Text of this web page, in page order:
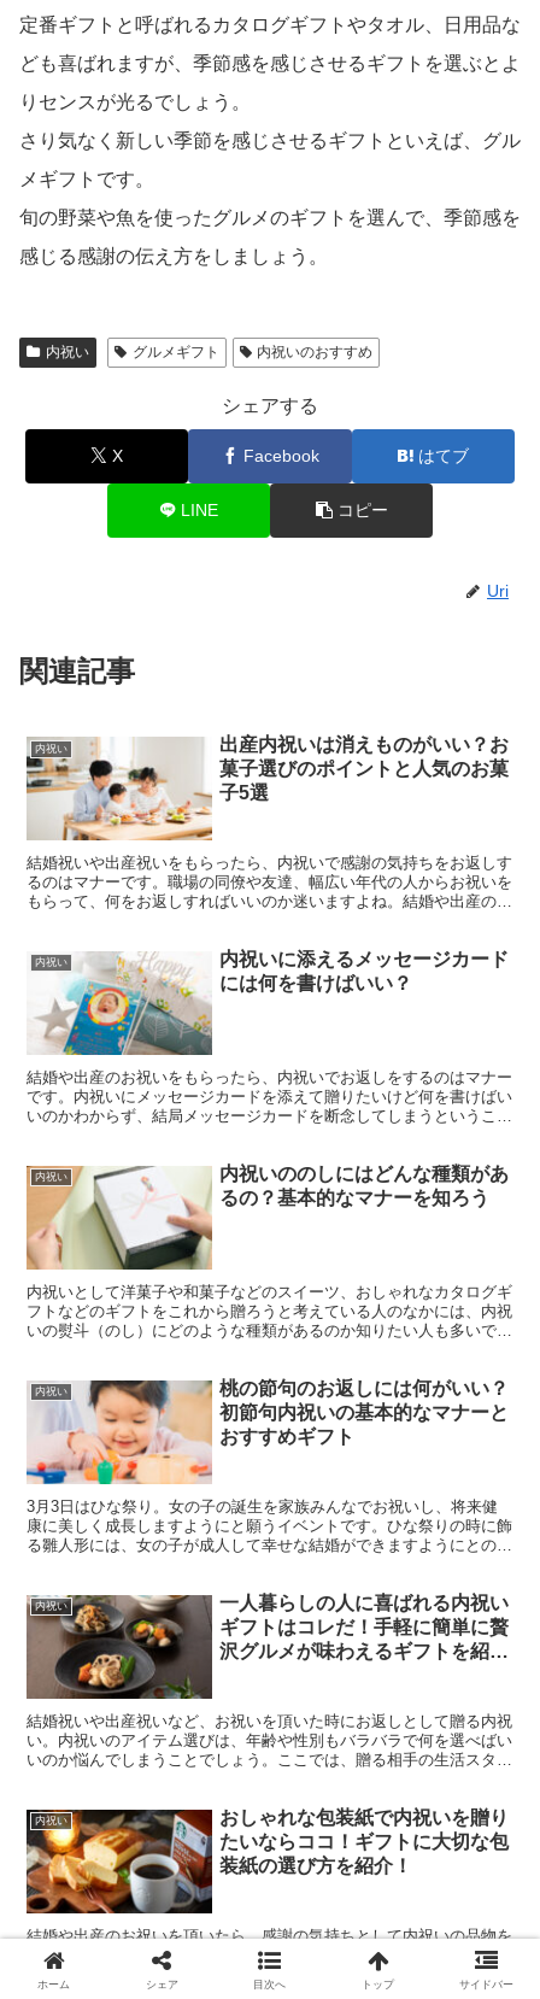
定番ギフトと呼ばれるカタログギフトやタオル、日用品な
ども喜ばれますが、季節感を感じさせるギフトを選ぶとよ
りセンスが光るでしょう。
さり気なく新しい季節を感じさせるギフトといえば、グル
メギフトです。
旬の野菜や魚を使ったグルメのギフトを選んで、季節感を
感じる感謝の伝え方をしましょう。
内祝い グルメギフト 内祝いのおすすめ
シェアする
X Facebook はてブ
LINE コピー
Uri
関連記事
内祝い
出産内祝いは消えものがいい？お
菓子選びのポイントと人気のお菓
子5選
結婚祝いや出産祝いをもらったら、内祝いで感謝の気持ちをお返しす
るのはマナーです。職場の同僚や友達、幅広い年代の人からお祝いを
もらって、何をお返しすればいいのか迷いますよね。結婚や出産の内
うがよいように思えるかもしれません。 しかし、価値観が多様化し
ている中、美味しいお菓子や可愛いお菓子を贈るとかえって喜ばれる
ことも多いのです。 熨斗の掛け方や相場などきちんとマナーを守り
ながら、相手に喜んでもらえるオシャレでハイセンスなお菓子を贈り
ましょう。
最終更新日：2023年9月14日
内祝い
内祝いに添えるメッセージカード
には何を書けばいい？
結婚や出産のお祝いをもらったら、内祝いでお返しをするのはマナー
です。内祝いにメッセージカードを添えて贈りたいけど何を書けばい
いのかわからず、結局メッセージカードを断念してしまうということ
顔を想像しながらアイテムを選んでいる時間も贈りものではあるけれ
ど、やっぱり感謝の気持ちはしっかり言葉で綴って伝えたいですよ
ね。受け取った相手が思わず笑顔になるメッセージカードを添えて、
ありがとうの気持ちを贈りましょう。
内祝い
内祝いののしにはどんな種類があ
るの？基本的なマナーを知ろう
内祝いとして洋菓子や和菓子などのスイーツ、おしゃれなカタログギ
フトなどのギフトをこれから贈ろうと考えている人のなかには、内祝
いの熨斗（のし）にどのような種類があるのか知りたい人も多いでし
のか、のし関連について種類や掛け方、書き方など、基本的なマナー
について詳しく解説していきます。
最終更新日：2023年11月15日
内祝い
桃の節句のお返しには何がいい？
初節句内祝いの基本的なマナーと
おすすめギフト
3月3日はひな祭り。女の子の誕生を家族みんなでお祝いし、将来健
康に美しく成長しますようにと願うイベントです。ひな祭りの時に飾
る雛人形には、女の子が成人して幸せな結婚ができますようにとの願
は、桃の節句で頂いたお祝いに対してお返しは必要か、贈る場合のマ
ナーやおすすめの品物を紹介します。
内祝い
一人暮らしの人に喜ばれる内祝い
ギフトはコレだ！手軽に簡単に贅
沢グルメが味わえるギフトを紹
結婚祝いや出産祝いなど、お祝いを頂いた時にお返しとして贈る内祝
い。内祝いのアイテム選びは、年齢や性別もバラバラで何を選べばい
いのか悩んでしまうことでしょう。ここでは、贈る相手の生活スタイ
最終更新日:2022年8月3日
内祝い
おしゃれな包装紙で内祝いを贈り
たいならココ！ギフトに大切な包
装紙の選び方を紹介！
結婚や出産のお祝いを頂いたら、感謝の気持ちとして内祝いの品物を
贈ります。あなたは、内祝いの品物を選ぶ時の決め手はなんですか？
人それぞれ、値段や相手に喜ばれる贈りものを選ぶことなど、その品
物にしようと思うポイントは違うでしょう。今回は、内祝いの品物を
ホーム シェア 目次へ トップ サイドバー